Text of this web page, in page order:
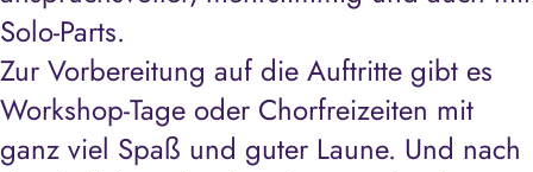
Solo-Parts.
Zur Vorbereitung auf die Auftritte gibt es
Workshop-Tage oder Chorfreizeiten mit
ganz viel Spaß und guter Laune. Und nach